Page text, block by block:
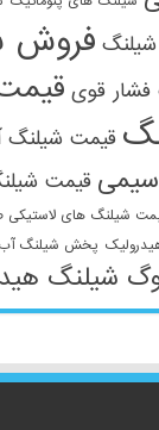
فروش
قوی
قیمت شیلنگ
قیمت
شیلنگ های لاستیکی
پخش شیلنگ آب
شیلنگ